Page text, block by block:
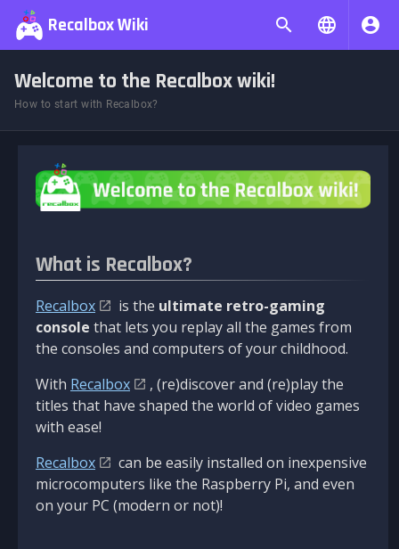
Recalbox Wiki
Welcome to the Recalbox wiki!
How to start with Recalbox?
What is Recalbox?
Recalbox is the ultimate retro-gaming
console that lets you replay all the games from
the consoles and computers of your childhood.
With Recalbox
, (re)discover and (re)play the
titles that have shaped the world of video games
with ease!
Recalbox
can be easily installed on inexpensive
microcomputers like the Raspberry Pi, and even
on your PC (modern or not)!